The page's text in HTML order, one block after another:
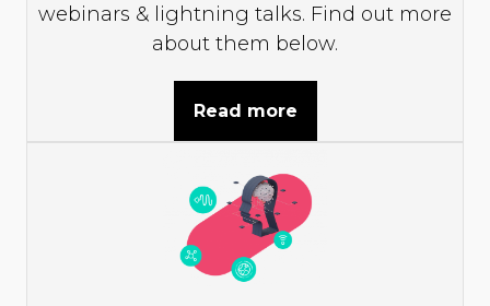
webinars & lightning talks. Find out more
about them below.
Read more